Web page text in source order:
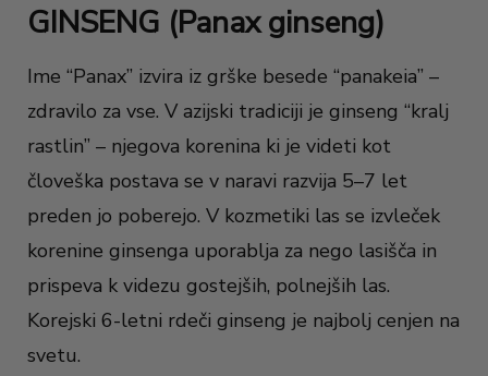
GINSENG (Panax ginseng)
Ime “Panax” izvira iz grške besede “panakeia” –
zdravilo za vse. V azijski tradiciji je ginseng “kralj
rastlin” – njegova korenina ki je videti kot
človeška postava se v naravi razvija 5–7 let
preden jo poberejo. V kozmetiki las se izvleček
korenine ginsenga uporablja za nego lasišča in
prispeva k videzu gostejših, polnejših las.
Korejski 6-letni rdeči ginseng je najbolj cenjen na
svetu.